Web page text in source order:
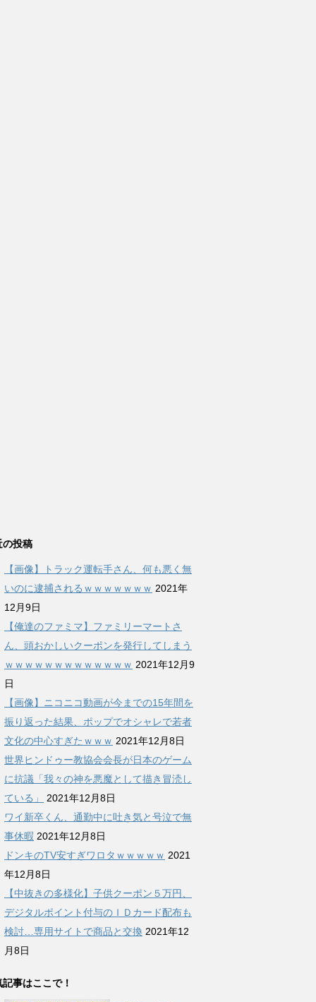
の投稿
【画像】トラック運転手さん、何も悪く無
いのに逮捕されるｗｗｗｗｗｗｗ 2021年
12月9日
【俺達のファミマ】ファミリーマートさ
ん、頭おかしいクーポンを発行してしまう
ｗｗｗｗｗｗｗｗｗｗｗｗｗ 2021年12月9
日
【画像】ニコニコ動画が今までの15年間を
振り返った結果、ポップでオシャレで若者
文化の中心すぎたｗｗｗ 2021年12月8日
世界ヒンドゥー教協会会長が日本のゲーム
に抗議「我々の神を悪魔として描き冒涜し
ている」
2021年12月8日
ワイ新卒くん、通勤中に吐き気と号泣で無
事休暇 2021年12月8日
ドンキのTV安すぎワロタｗｗｗｗｗ 2021
年12月8日
【中抜きの多様化】子供クーポン５万円、
デジタルポイント付与のＩＤカード配布も
検討…専用サイトで商品と交換 2021年12
月8日
記事はここで！